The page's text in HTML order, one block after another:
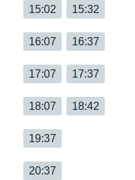
15:02 15:32
16:07 16:37
17:07 17:37
18:07 18:42
19:37
20:37